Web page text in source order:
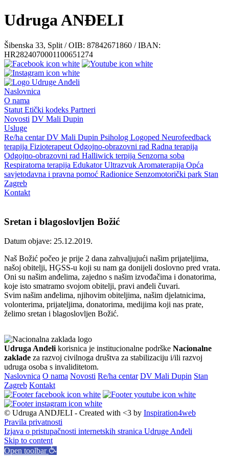
Udruga ANĐELI
Šibenska 33, Split / OIB: 87842671860 / IBAN:
HR2824070001100651274
Naslovnica
O nama
Statut Etički kodeks Partneri
Novosti DV Mali Dupin
Usluge
Re/ha centarDV Mali Dupin Psiholog Logoped Neurofeedback
terapija Fizioterapeut Odgojno-obrazovni rad Radna terapija
Odgojno-obrazovni rad Halliwick terpija Senzorna soba
Respiratorna terapija EdukatorUltrazvuk Aromaterapija Opća
savjetodavna i pravna pomoć Radionice Senzomotorički park Stan
Zagreb
Kontakt
Sretan i blagoslovljen Božić
Datum objave: 25.12.2019.
Naš Božić počeo je prije 2 dana zahvaljujući našim prijateljima,
našoj obitelji, HĢSS-u koji su nam ga donijeli doslovno pred vrata.
Oni su našim anđelima, zajedno s našim izvođačima i donatorima,
koje isto smatramo svojom obitelji, pravi anđeli čuvari.
Svim našim anđelima, njihovim obiteljima, našim djelatnicima,
volonterima, prijateljima, donatorima, medijima koji nas prate,
želimo sretan i blagoslovljen Božić.
Udruga Anđeli korisnica je institucionalne podrške Nacionalne
zaklade za razvoj civilnoga društva za stabilizaciju i/ili razvoj
udruga osoba s invaliditetom.
Naslovnica O nama Novosti Re/ha centar DV Mali Dupin Stan
Zagreb Kontakt
© Udruga ANDJELI - Created with <3 by Inspiration4web
Pravila privatnosti
Izjava o pristupačnosti internetskih stranica Udruge Anđeli
Skip to content
Open toolbar